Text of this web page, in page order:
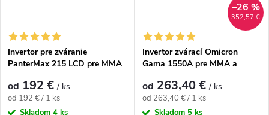
Invertor pre zváranie
PanterMax 215 LCD pre MMA
od 192 €/ ks
Jednotková cena:
od 192 € / 1 ks
Skladom 4 ks
352,57 €
–26 %
Invertor zvárací Omicron
Gama 1550A pre MMA a
od 263,40 €/ ks
Jednotková cena:
od 263,40 € / 1 ks
Skladom 5 ks